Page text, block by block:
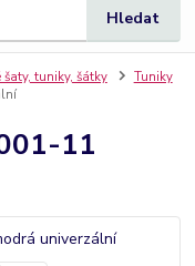
Hledat
šaty, tuniky, šátky
Tuniky
11